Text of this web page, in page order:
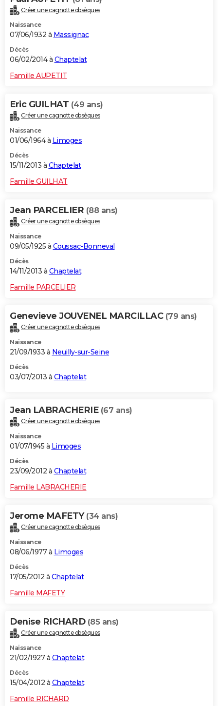
Créer une cagnotte obsèques
Naissance
07/06/1932 à Massignac
Décès
06/02/2014 à Chaptelat
Famille AUPETIT
Eric GUILHAT (49 ans)
Créer une cagnotte obsèques
Naissance
01/06/1964 à Limoges
Décès
15/11/2013 à Chaptelat
Famille GUILHAT
Jean PARCELIER (88 ans)
Créer une cagnotte obsèques
Naissance
09/05/1925 à Coussac-Bonneval
Décès
14/11/2013 à Chaptelat
Famille PARCELIER
Genevieve JOUVENEL MARCILLAC (79 ans)
Créer une cagnotte obsèques
Naissance
21/09/1933 à Neuilly-sur-Seine
Décès
03/07/2013 à Chaptelat
Jean LABRACHERIE (67 ans)
Créer une cagnotte obsèques
Naissance
01/07/1945 à Limoges
Décès
23/09/2012 à Chaptelat
Famille LABRACHERIE
Jerome MAFETY (34 ans)
Créer une cagnotte obsèques
Naissance
08/06/1977 à Limoges
Décès
17/05/2012 à Chaptelat
Famille MAFETY
Denise RICHARD (85 ans)
Créer une cagnotte obsèques
Naissance
21/02/1927 à Chaptelat
Décès
15/04/2012 à Chaptelat
Famille RICHARD